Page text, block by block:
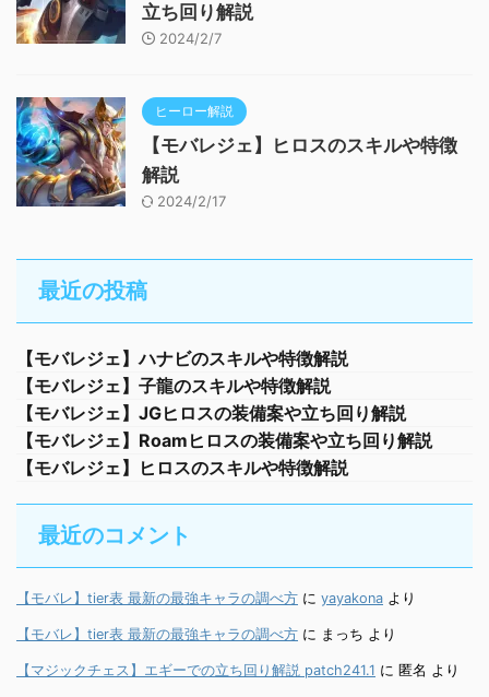
立ち回り解説
2024/2/7
ヒーロー解説
【モバレジェ】ヒロスのスキルや特徴
解説
2024/2/17
最近の投稿
【モバレジェ】ハナビのスキルや特徴解説
【モバレジェ】子龍のスキルや特徴解説
【モバレジェ】JGヒロスの装備案や立ち回り解説
【モバレジェ】Roamヒロスの装備案や立ち回り解説
【モバレジェ】ヒロスのスキルや特徴解説
最近のコメント
【モバレ】tier表 最新の最強キャラの調べ方 に yayakona より
【モバレ】tier表 最新の最強キャラの調べ方 に まっち より
【マジックチェス】エギーでの立ち回り解説 patch241.1 に 匿名 より